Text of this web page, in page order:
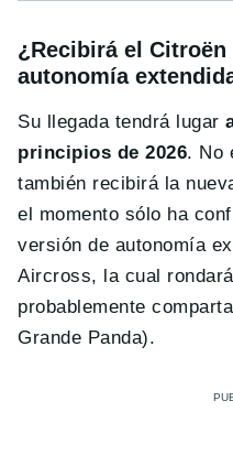
¿Recibirá el
autonomía
Su llegada tendrá lugar
principios de 2026. No
también recibirá la
el momento sólo ha
versión de autonomía
Aircross, la cual
probablemente
Grande Panda).